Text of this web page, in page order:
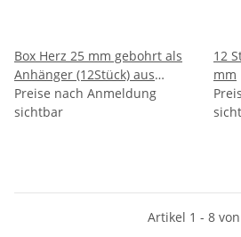
Box Herz 25 mm gebohrt als
Anhänger (12Stück) aus
Edelsteinen mit Halsreifen
Preise nach Anmeldung
sichtbar
12
mm
Artikel 1 - 8